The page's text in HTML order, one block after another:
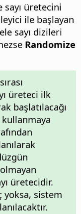
sayı üretecini
ile başlayan
sayı dizileri
Randomize
üreteci ilk
başlatılacağı
üretecidir.
yoksa, sistem